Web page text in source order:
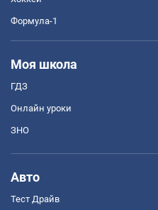
Формула-1
Моя школа
ГДЗ
Онлайн уроки
ЗНО
Авто
Тест Драйв